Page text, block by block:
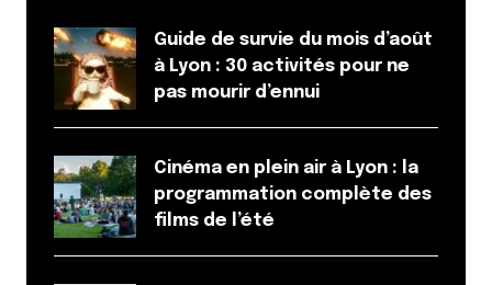
@ lyonavelo intéressant la balade vélo !
PS : le tracé de la voie verte :
http://www.openstreetmap.org/#map=13/46.1293/
Merci beaucoup Mydjey !
Clementine
18 mars 2016 à 8 h 59 min
Guide de survie du mois d’août
à Lyon : 30 activités pour ne
pas mourir d’ennui
Cinéma en plein air à Lyon : la
programmation complète des
films de l’été